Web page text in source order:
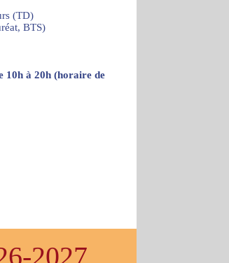
(TD)
BTS)
10h à 20h (horaire de
2027